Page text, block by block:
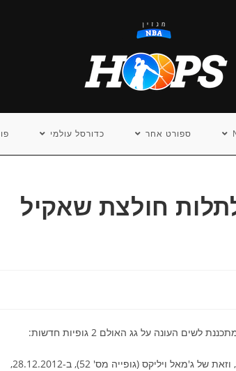
ספורט אחר כדורסל עולמי
חולצת שאקיל
העונה על גג האולם 2 גופיות חדשות:
זאת של שאקיל אוניל (גופייה מס' 34), ב-2.4.2013, במשחק הלייקרס נגד המאבריקס, וזאת של ג'מאל ויליקס (גופייה מס' 52), ב-28.12.2012,